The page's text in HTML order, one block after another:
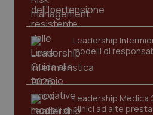
Leadership
modelli di
Leadership Medica
clinici ad alte
CookieScriptConsent